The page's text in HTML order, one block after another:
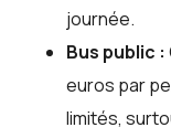
journée.
Bus public :
euros par
limités,